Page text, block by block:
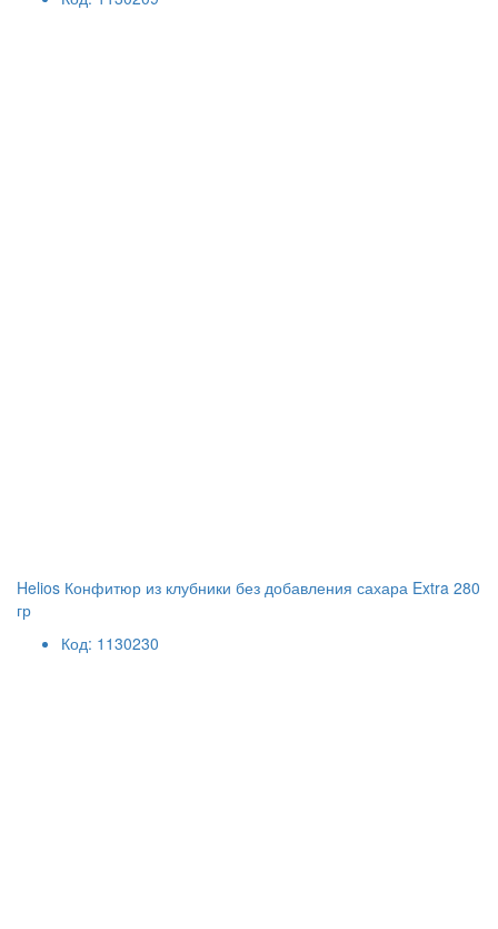
Helios Конфитюр из клубники без добавления сахара Extra 280
гр
Код: 1130230